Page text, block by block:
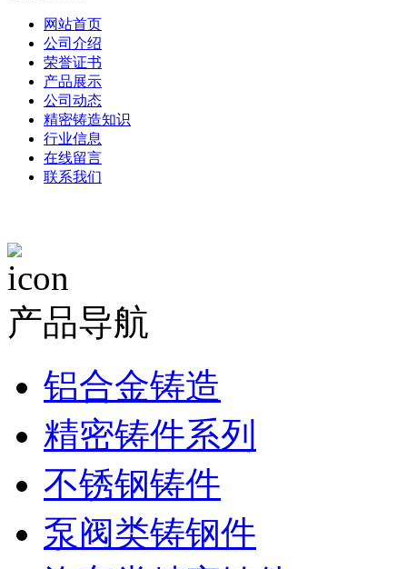
网站首页
公司介绍
荣誉证书
产品展示
公司动态
精密铸造知识
行业信息
在线留言
联系我们
产品导航
铝合金铸造
精密铸件系列
不锈钢铸件
泵阀类铸钢件